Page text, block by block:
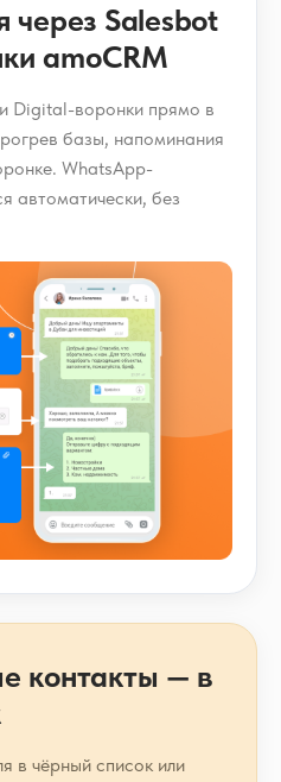
через Salesbot
amoCRM
Digital-воронки прямо в
базы, напоминания
WhatsApp-
автоматически, без
контакты — в
в чёрный список или